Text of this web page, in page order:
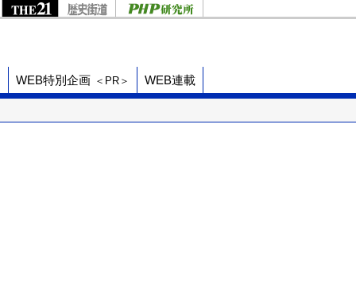
WEB特別企画 ＜PR＞ WEB連載